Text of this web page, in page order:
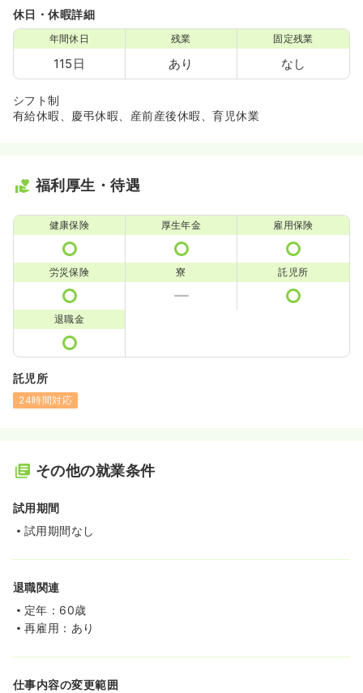
休日・休暇詳細
年間休日
115日
残業
あり
固定残業
なし
シフト制
有給休暇、慶弔休暇、産前産後休暇、育児休業
福利厚生・待遇
健康保険 厚生年金 雇用保険
労災保険 寮 託児所
退職金
託児所
24時間対応
その他の就業条件
試用期間
試用期間なし
退職関連
定年：60歳
再雇用：あり
仕事内容の変更範囲